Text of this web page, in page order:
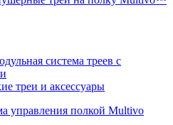
система треев с
треи и аксессуары
управления полкой Multivo